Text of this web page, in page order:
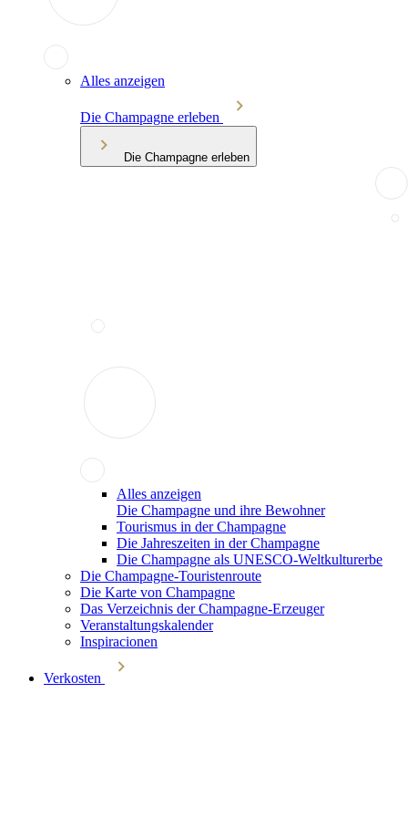
Alles anzeigen
Die Champagne erleben
Die Champagne erleben
Alles anzeigen
Die Champagne und ihre Bewohner
Tourismus in der Champagne
Die Jahreszeiten in der Champagne
Die Champagne als UNESCO-Weltkulturerbe
Die Champagne-Touristenroute
Die Karte von Champagne
Das Verzeichnis der Champagne-Erzeuger
Veranstaltungskalender
Inspiracionen
Verkosten